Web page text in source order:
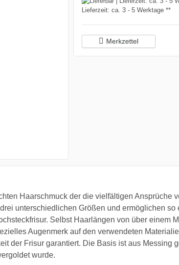
Lieferzeit: ca. 3 - 5 Werktage **
Merkzettel
Haarschmuck der die vielfältigen Ansprüche
unterschiedlichen Größen und ermöglichen so
Selbst Haarlängen von über einem
Augenmerk auf den verwendeten
der Frisur garantiert. Die Basis ist aus Messing
wurde.